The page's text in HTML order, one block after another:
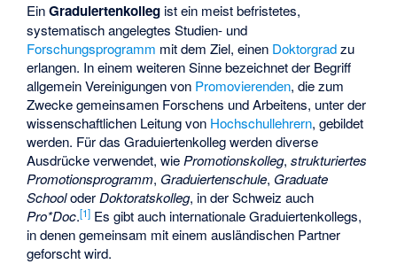
EinGraduiertenkolleg ist ein meist befristetes,
systematisch angelegtes Studien- und
Forschungsprogramm mit dem Ziel, einen Doktorgradzu
erlangen. In einem weiteren Sinne bezeichnet der Begriff
allgemein Vereinigungen von Promovierenden, die zum
Zwecke gemeinsamen Forschens und Arbeitens, unter der
wissenschaftlichen Leitung von Hochschullehrern, gebildet
werden. Für das Graduiertenkolleg werden diverse
Ausdrücke verwendet, wiePromotionskolleg,strukturiertes
Promotionsprogramm, Graduiertenschule, Graduate
SchooloderDoktoratskolleg, in der Schweiz auch
Pro*Doc.[1] Es gibt auch internationale Graduiertenkollegs,
in denen gemeinsam mit einem ausländischen Partner
geforscht wird.